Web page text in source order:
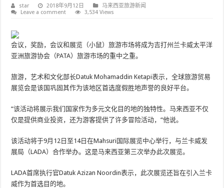
star 2018年9月12日
马来西亚旅游新闻
Leave a comment
3,534 Views
会议，奖励，会议和展览（小鼠）旅游市场将成为吉打州兰卡威太平洋
亚洲旅游协会（PATA）旅游市场的重中之重。
旅游，艺术和文化部长Datuk Mohamaddin Ketapi表示，全球旅游贸易
展览会是该国巩固其作为该地区首选度假胜地声誉的良好平台。
“该活动将展示我们国家作为多元文化目的地的独特性。马来西亚不仅
仅是提供商业投资，还为游客提供了许多冒险活动，“他说。
该活动将于9月12日至14日在Mahsuri国际展览中心举行，与兰卡威发
展局（LADA）合作举办。这是马来西亚第三次举办此次展览。
LADA首席执行官Datuk Azizan Noordin表示，此次展览还旨在引入兰卡
威作为首选目的地。